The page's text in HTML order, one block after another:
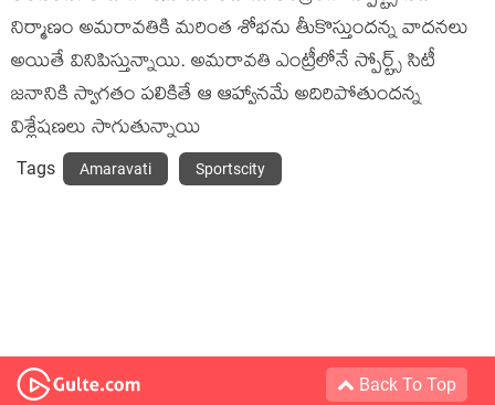
నిర్మాణం అమరావతికి మరింత శోభను తీుకొస్తుందన్న వాదనలు
అయితే వినిపిస్తున్నాయి. అమరావతి ఎంట్రీలోనే స్పోర్ట్స్ సిటీ
జనానికి స్వాగతం పలికితే ఆ ఆహ్వానమే అదిరిపోతుందన్న
విశ్లేషణలు సాగుతున్నాయి
Tags Amaravati Sportscity
Back To Top